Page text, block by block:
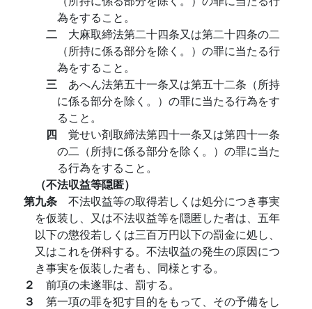
為をすること。
二 大麻取締法第二十四条又は第二十四条の二
（所持に係る部分を除く。）の罪に当たる行
為をすること。
三 あへん法第五十一条又は第五十二条（所持
に係る部分を除く。）の罪に当たる行為をす
ること。
四 覚せい剤取締法第四十一条又は第四十一条
の二（所持に係る部分を除く。）の罪に当た
る行為をすること。
（不法収益等隠匿）
第九条 不法収益等の取得若しくは処分につき事実
を仮装し、又は不法収益等を隠匿した者は、五年
以下の懲役若しくは三百万円以下の罰金に処し、
又はこれを併科する。不法収益の発生の原因につ
き事実を仮装した者も、同様とする。
２ 前項の未遂罪は、罰する。
３ 第一項の罪を犯す目的をもって、その予備をし